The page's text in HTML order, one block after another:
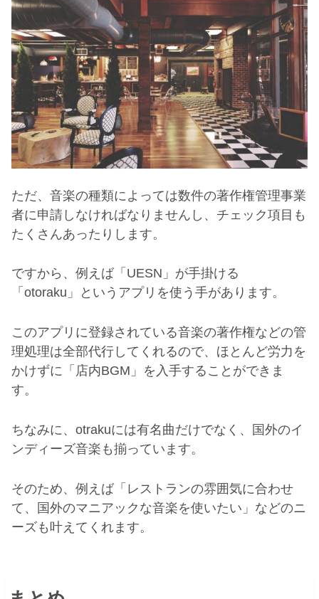
ただ、音楽の種類によっては数件の著作権管理事業
者に申請しなければなりませんし、チェック項目も
たくさんあったりします。
ですから、例えば「 UESN 」が手掛ける
「otoraku 」というアプリを使う手があります。
このアプリに登録されている音楽の著作権などの管
理処理は全部代行してくれるので、ほとんど労力を
かけずに「店内BGM 」を入手することができま
す。
ちなみに、otrakuには有名曲だけでなく、国外のイ
ンディーズ音楽も揃っています。
そのため、例えば「レストランの雰囲気に合わせ
て、国外のマニアックな音楽を使いたい」などのニ
ーズも叶えてくれます。